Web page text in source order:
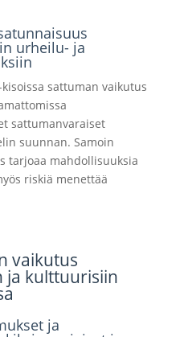
urheilu- ja
sattuman vaikutus
sattumanvaraiset
suunnan. Samoin
tarjoaa mahdollisuuksia
riskiä menettää
vaikutus
ja kulttuurisiin
ja